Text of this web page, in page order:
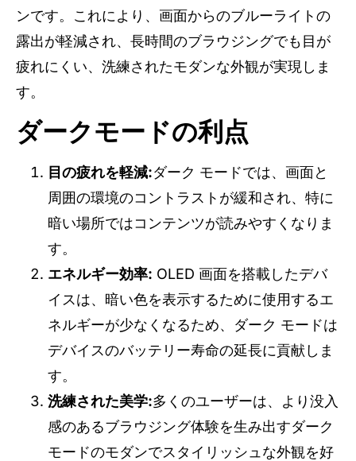
ンです。これにより、画面からのブルーライトの
露出が軽減され、長時間のブラウジングでも目が
疲れにくい、洗練されたモダンな外観が実現しま
す。
ダークモードの利点
目の疲れを軽減:ダーク モードでは、画面と
周囲の環境のコントラストが緩和され、特に
暗い場所ではコンテンツが読みやすくなりま
す。
エネルギー効率: OLED 画面を搭載したデバ
イスは、暗い色を表示するために使用するエ
ネルギーが少なくなるため、ダーク モードは
デバイスのバッテリー寿命の延長に貢献しま
す。
洗練された美学:多くのユーザーは、より没入
感のあるブラウジング体験を生み出すダーク
モードのモダンでスタイリッシュな外観を好